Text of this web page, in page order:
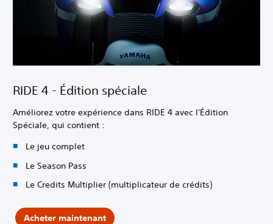
RIDE 4 - Édition spéciale
Améliorez votre expérience dans RIDE 4 avec l'Édition
Spéciale, qui contient :
Le jeu complet
Le Season Pass
Le Credits Multiplier (multiplicateur de crédits)
Acheter maintenant